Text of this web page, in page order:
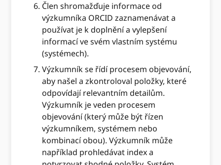
Člen shromažďuje informace od
výzkumníka ORCID zaznamenávat a
používat je k doplnění a vylepšení
informací ve svém vlastním systému
(systémech).
Výzkumník se řídí procesem objevování,
aby našel a zkontroloval položky, které
odpovídají relevantním detailům.
Výzkumník je veden procesem
objevování (který může být řízen
výzkumníkem, systémem nebo
kombinací obou). Výzkumník může
například prohledávat index a